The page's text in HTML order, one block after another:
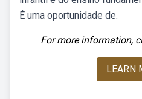
É uma oportunidade de.
For more information,
LEARN